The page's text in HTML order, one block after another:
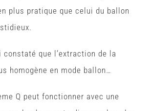
plus pratique que celui du ballon
constaté que l’extraction de la
homogène en mode ballon…
Q peut fonctionner avec une